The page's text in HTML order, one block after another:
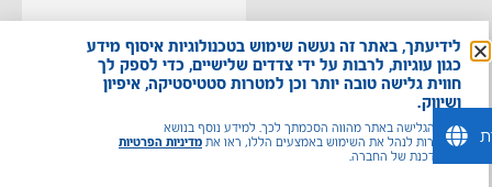
מדדי אג"ח
מובילים
לידיעתך, באתר זה נעשה שימוש בטכנולוגיות איסוף מידע
כגון עוגיות, לרבות על ידי צדדים שלישיים, כדי לספק לך
חווית גלישה טובה יותר וכן למטרות סטטיסטיקה, איפיון
ושיווק.
משך הגלישה באתר מהווה הסכמתך לכך. למידע נוסף בנושא
ואפשרות לנהל את השימוש באמצעים הללו, ראו אתמדיניות הפרטיות
המעודכנת של החברה.